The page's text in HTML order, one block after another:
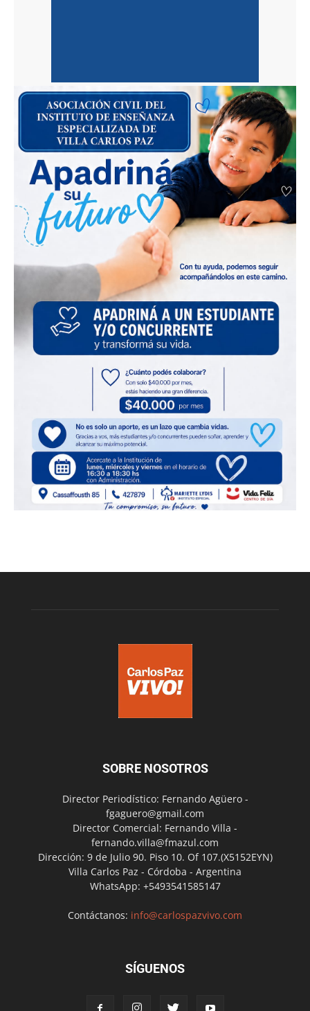
SOBRE NOSOTROS
Director Periodístico: Fernando Agüero -
fgaguero@gmail.com
Director Comercial: Fernando Villa -
fernando.villa@fmazul.com
Dirección: 9 de Julio 90. Piso 10. Of 107.(X5152EYN)
Villa Carlos Paz - Córdoba - Argentina
WhatsApp: +5493541585147
Contáctanos: info@carlospazvivo.com
SÍGUENOS